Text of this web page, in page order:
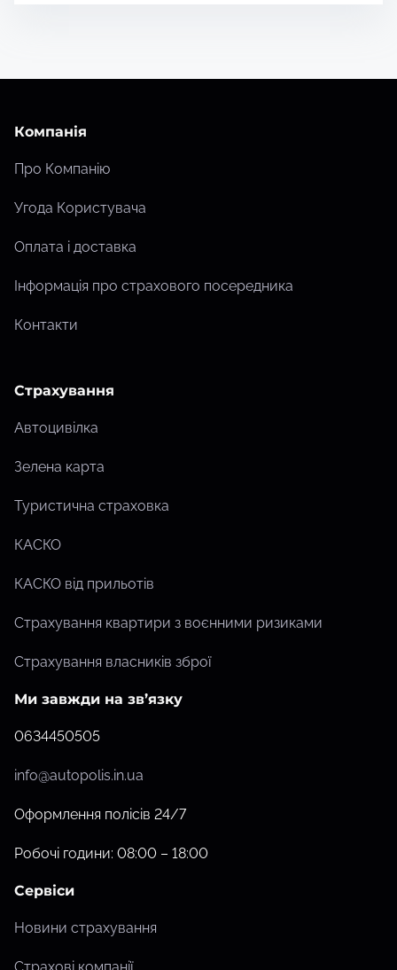
Компанія
Про Компанію
Угода Користувача
Оплата і доставка
Інформація про страхового посередника
Контакти
Страхування
Автоцивілка
Зелена карта
Туристична страховка
КАСКО
КАСКО від прильотів
Страхування квартири з воєнними ризиками
Страхування власників зброї
Ми завжди на зв’язку
0634450505
info@autopolis.in.ua
Оформлення полісів 24/7
Робочі години: 08:00 – 18:00
Сервіси
Новини страхування